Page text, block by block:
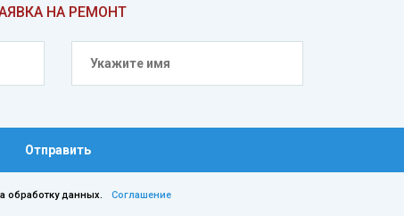
НА РЕМОНТ
Отправить
обработку данных. Соглашение